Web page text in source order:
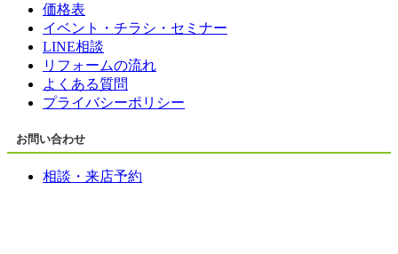
価格表
イベント・チラシ・セミナー
LINE相談
リフォームの流れ
よくある質問
プライバシーポリシー
お問い合わせ
相談・来店予約